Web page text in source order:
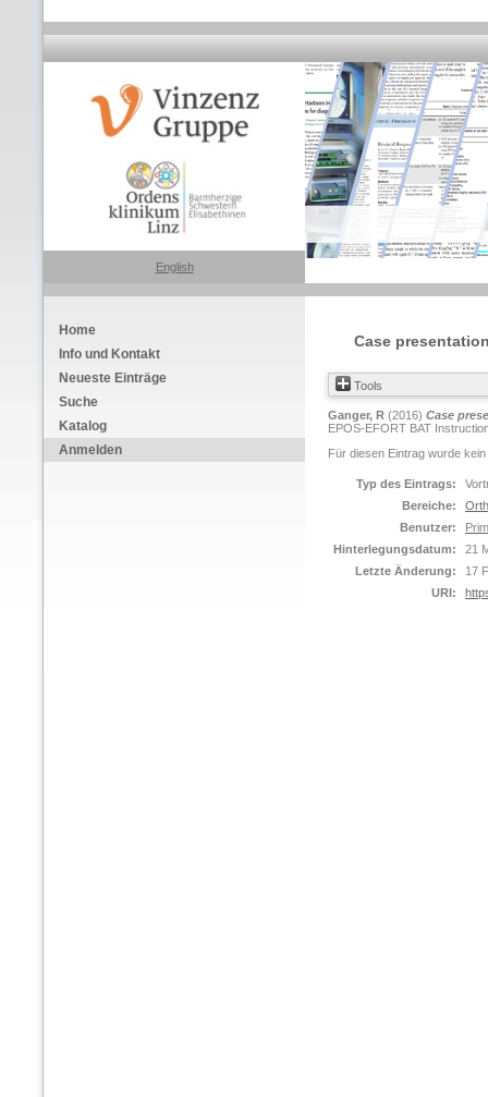
English
Home
Info und Kontakt
Neueste Einträge
Suche
Katalog
Anmelden
Case
Tools
Ganger, R (2016) Case
EPOS-EFORT BAT
Für diesen Eintrag wurde
Typ des Eintrags:
Bereiche:
Benutzer:
Hinterlegungsdatum:
21
Letzte Änderung:
17
URI: